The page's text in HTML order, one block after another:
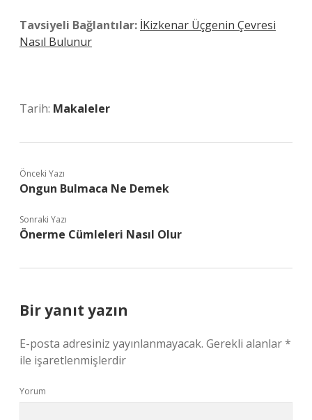
Tavsiyeli Bağlantılar: İKizkenar Üçgenin Çevresi
Nasıl Bulunur
Tarih: Makaleler
Önceki Yazı
Ongun Bulmaca Ne Demek
Sonraki Yazı
Önerme Cümleleri Nasıl Olur
Bir yanıt yazın
E-posta adresiniz yayınlanmayacak. Gerekli alanlar*
ile işaretlenmişlerdir
Yorum